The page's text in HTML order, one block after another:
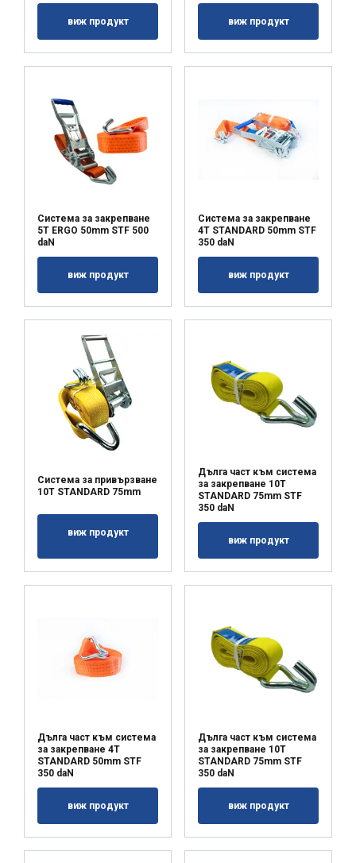
виж продукт виж продукт
Система за закрепване
5T ERGO 50mm STF 500
daN
виж продукт
Система за закрепване
4T STANDARD 50mm STF
350 daN
виж продукт
Система за привързване
10T STANDARD 75mm
виж продукт
Дълга част към система
за закрепване 10T
STANDARD 75mm STF
350 daN
виж продукт
Дълга част към система
за закрепване 4T
STANDARD 50mm STF
350 daN
виж продукт
Дълга част към система
за закрепване 10T
STANDARD 75mm STF
350 daN
виж продукт